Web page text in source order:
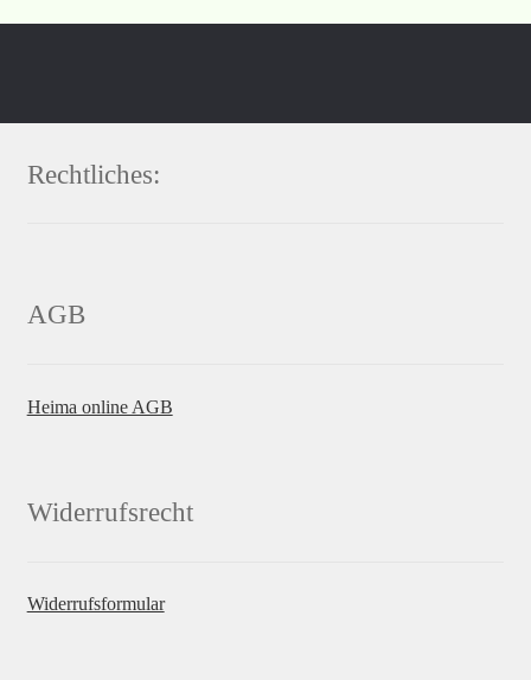
Rechtliches:
AGB
Heima online AGB
Widerrufsrecht
Widerrufsformular